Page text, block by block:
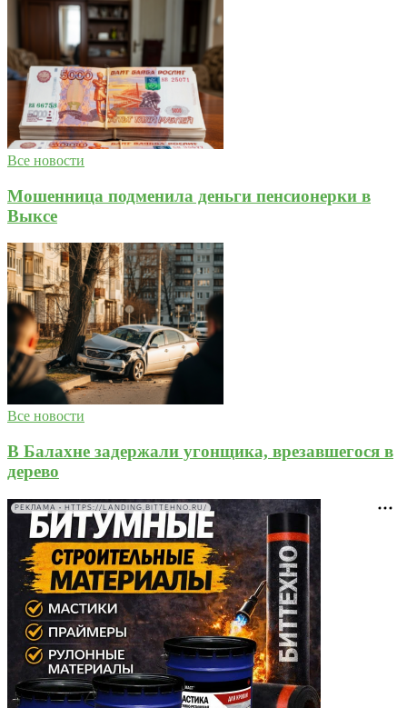
Все новости
Мошенница подменила деньги пенсионерки в
Выксе
Все новости
В Балахне задержали угонщика, врезавшегося в
дерево
РЕКЛАМА • HTTPS://LANDING.BITTEHNO.RU/